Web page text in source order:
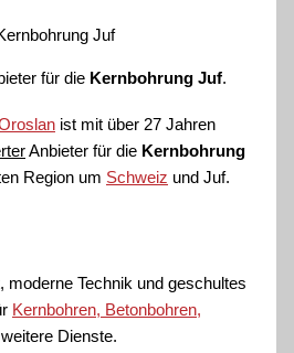
für die Kernbohrung Juf.
ist mit über 27 Jahren
Anbieter für die Kernbohrung
Region um Schweiz und Juf.
moderne Technik und geschultes
Kernbohren, Betonbohren,
Dienste.